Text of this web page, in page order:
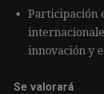
Participación
innovación y
Se valorará